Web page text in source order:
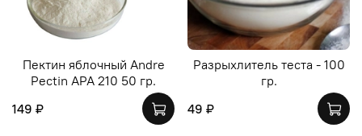
Пектин яблочный Andre
Pectin APA 210 50 гр.
149 ₽
Разрыхлитель теста - 100
гр.
49 ₽